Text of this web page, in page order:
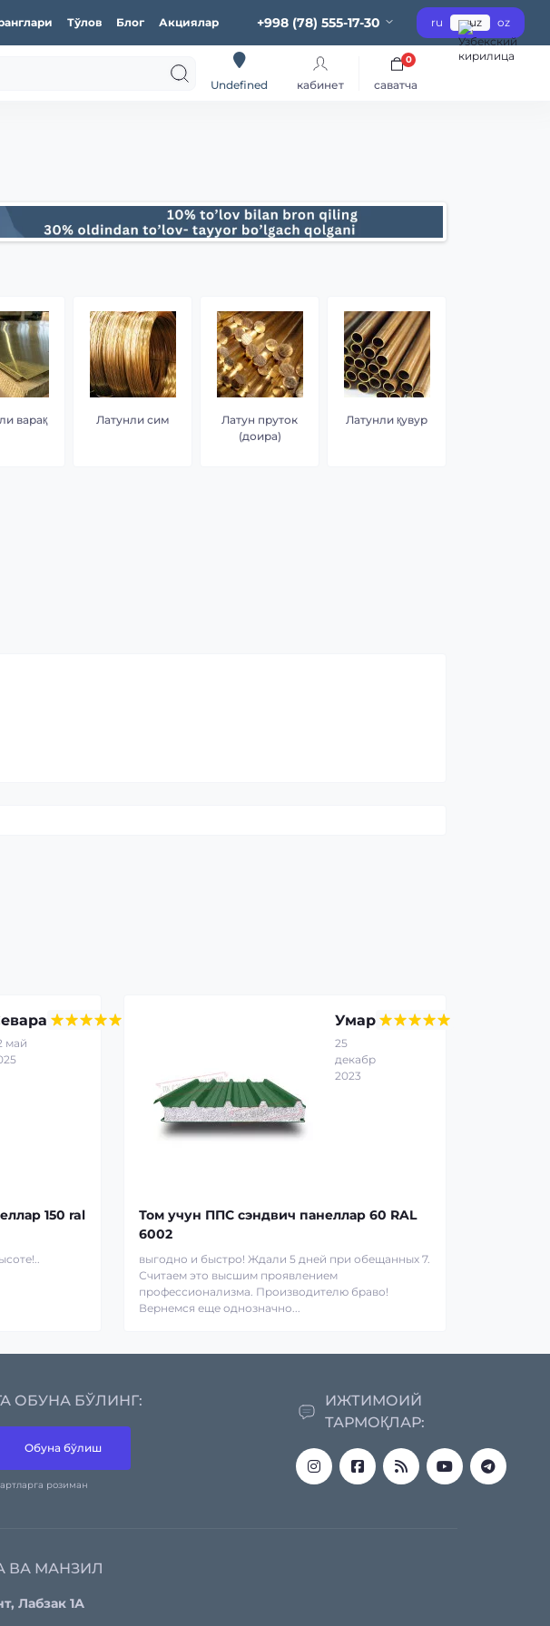
Тўлов Блог Акциялар +998 (78) 555-17-30 ru uz oz
Undefined кабинет саватча
0
варақ Латунли сим
Латун пруток
(доира)
Латунли қувур
май
150 ral
Умар
25
декабр
2023
Том учун ППС сэндвич панеллар 60 RAL
6002
выгодно и быстро! Ждали 5 дней при обещанных 7.
Считаем это высшим проявлением
профессионализма. Производителю браво!
Вернемся еще однозначно...
ИЖТИМОИЙ
ТАРМОҚЛАР:
ОБУНА БЎЛИНГ:
Обуна бўлиш
розиман
ВА МАНЗИЛ
Лабзак 1А